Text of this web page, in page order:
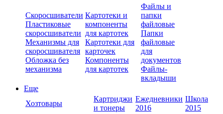
Скоросшиватели
Пластиковые
скоросшиватели
Механизмы для
скоросшивателя
Обложка без
механизма
Картотеки и
компоненты
для картотек
Картотеки для
карточек
Компоненты
для картотек
Файлы и
папки
файловые
Папки
файловые
для
документов
Файлы-
вкладыши
Еще
Хозтовары
Картриджи
и тонеры
Ежедневники
2016
Школа
2015